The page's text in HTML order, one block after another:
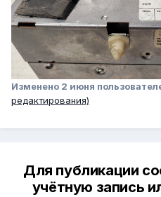
Изменено 2 июня
редактирования)
Для публикации
учётную запись